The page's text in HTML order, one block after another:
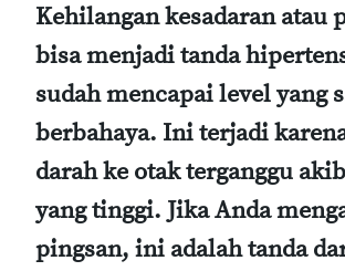
Kehilangan kesadaran atau
bisa menjadi tanda
sudah mencapai level yang
berbahaya. Ini terjadi
darah ke otak terganggu
yang tinggi. Jika Anda
pingsan, ini adalah tanda